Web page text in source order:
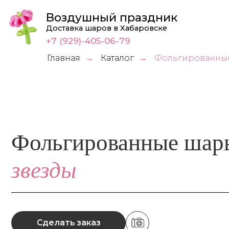
Воздушный праздник
Доставка шаров в Хабаровске
+7 (929)-405-06-79
Главная → Каталог →
звезды